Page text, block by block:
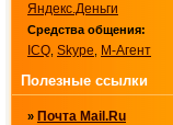
Яндекс.Деньги
Средства общения:
ICQ Skype М-Агент
Полезные ссылки
» Почта Mail.Ru